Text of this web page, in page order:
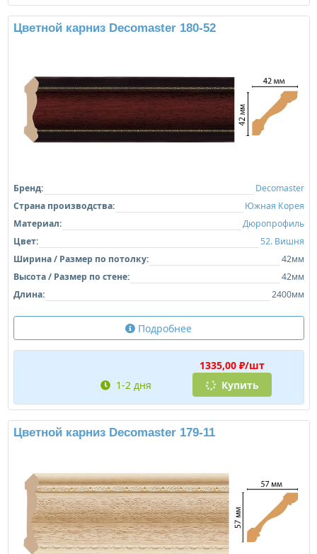
Цветной карниз Decomaster 180-52
Бренд:
Decomaster
Страна производства:
Южная Корея
Материал:
Дюропрофиль
Цвет:
52. Вишня
Ширина / Размер по потолку:
42мм
Высота / Размер по стене:
42мм
Длина:
2400мм
Подробнее
1335,00 ₽/шт
1-2 дня
Купить
Цветной карниз Decomaster 179-11